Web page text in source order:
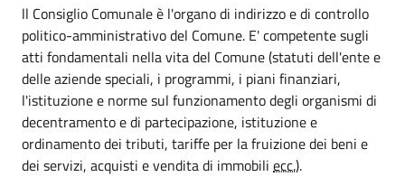
ll Consiglio Comunale è l'organo di indirizzo e di controllo
politico-amministrativo del Comune. E' competente sugli
atti fondamentali nella vita del Comune (statuti dell'ente e
delle aziende speciali, i programmi, i piani finanziari,
l'istituzione e norme sul funzionamento degli organismi di
decentramento e di partecipazione, istituzione e
ordinamento dei tributi, tariffe per la fruizione dei beni e
dei servizi, acquisti e vendita di immobili ecc.).